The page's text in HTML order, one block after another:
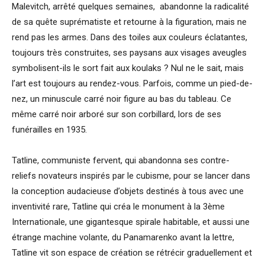
Malevitch, arrêté quelques semaines, abandonne la radicalité
de sa quête suprématiste et retourne à la figuration, mais ne
rend pas les armes. Dans des toiles aux couleurs éclatantes,
toujours très construites, ses paysans aux visages aveugles
symbolisent-ils le sort fait aux koulaks ? Nul ne le sait, mais
l’art est toujours au rendez-vous. Parfois, comme un pied-de-
nez, un minuscule carré noir figure au bas du tableau. Ce
même carré noir arboré sur son corbillard, lors de ses
funérailles en 1935.
Tatline, communiste fervent, qui abandonna ses contre-
reliefs novateurs inspirés par le cubisme, pour se lancer dans
la conception audacieuse d’objets destinés à tous avec une
inventivité rare, Tatline qui créa le monument à la 3ème
Internationale, une gigantesque spirale habitable, et aussi une
étrange machine volante, du Panamarenko avant la lettre,
Tatline vit son espace de création se rétrécir graduellement et